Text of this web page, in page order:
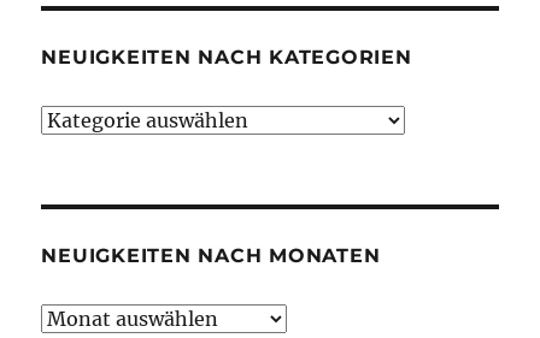
NEUIGKEITEN NACH KATEGORIEN
Neuigkeiten
NEUIGKEITEN NACH MONATEN
Neuigkeiten